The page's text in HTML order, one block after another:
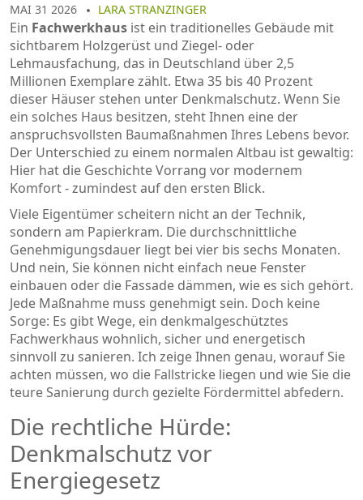
MAI 31 2026 LARA STRANZINGER
Ein Fachwerkhaus ist ein traditionelles Gebäude mit
sichtbarem Holzgerüst und Ziegel- oder
Lehmausfachung, das in Deutschland über 2,5
Millionen Exemplare zählt. Etwa 35 bis 40 Prozent
dieser Häuser stehen unter Denkmalschutz. Wenn Sie
ein solches Haus besitzen, steht Ihnen eine der
anspruchsvollsten Baumaßnahmen Ihres Lebens bevor.
Der Unterschied zu einem normalen Altbau ist gewaltig:
Hier hat die Geschichte Vorrang vor modernem
Komfort - zumindest auf den ersten Blick.
Viele Eigentümer scheitern nicht an der Technik,
sondern am Papierkram. Die durchschnittliche
Genehmigungsdauer liegt bei vier bis sechs Monaten.
Und nein, Sie können nicht einfach neue Fenster
einbauen oder die Fassade dämmen, wie es sich gehört.
Jede Maßnahme muss genehmigt sein. Doch keine
Sorge: Es gibt Wege, ein denkmalgeschütztes
Fachwerkhaus wohnlich, sicher und energetisch
sinnvoll zu sanieren. Ich zeige Ihnen genau, worauf Sie
achten müssen, wo die Fallstricke liegen und wie Sie die
teure Sanierung durch gezielte Fördermittel abfedern.
Die rechtliche Hürde:
Denkmalschutz vor
Energiegesetz